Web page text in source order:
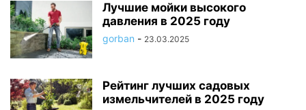
Лучшие мойки высокого
давления в 2025 году
gorban - 23.03.2025
Рейтинг лучших садовых
измельчителей в 2025 году